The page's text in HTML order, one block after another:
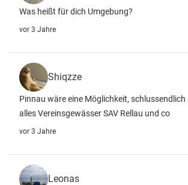
Was heißt für dich Umgebung?
vor 3 Jahre
Shiqzze
Pinnau wäre eine Möglichkeit, schlussendlich
alles Vereinsgewässer SAV Rellau und co
vor 3 Jahre
Leonas